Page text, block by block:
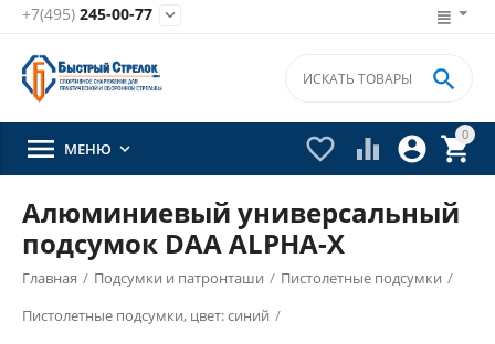
+7(495) 245-00-77 
0


 

 МЕНЮ 
Алюминиевый универсальный
подсумок DAA ALPHA-X
Главная / Подсумки и патронташи / Пистолетные подсумки /
Пистолетные подсумки, цвет: синий /